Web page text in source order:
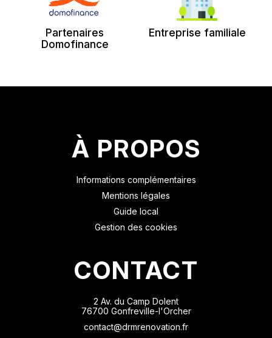
Partenaires
Domofinance
Entreprise familiale
À PROPOS
Informations complémentaires
Mentions légales
Guide local
Gestion des cookies
CONTACT
2 Av. du Camp Dolent
76700 Gonfreville-l'Orcher
contact@drmrenovation.fr